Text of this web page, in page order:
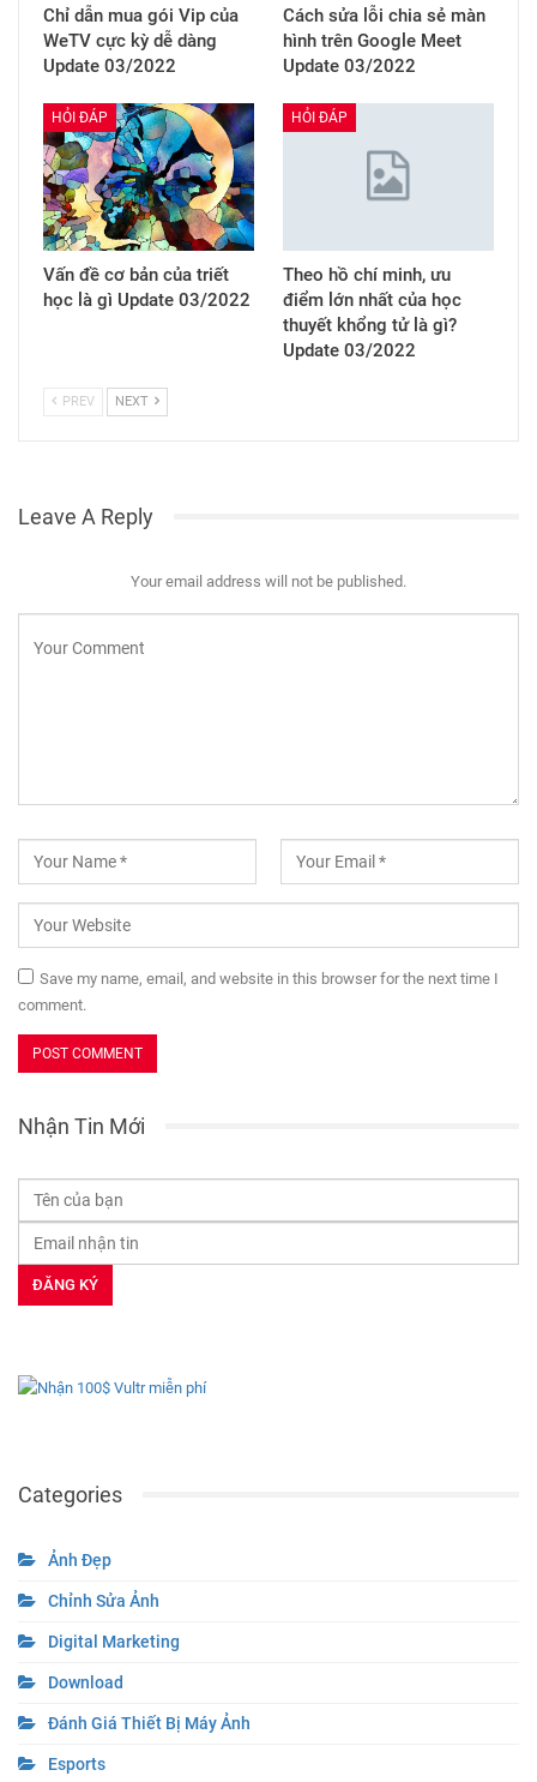
Chỉ dẫn mua gói Vip của
WeTV cực kỳ dễ dàng
Update 03/2022
Cách sửa lỗi chia sẻ màn
hình trên Google Meet
Update 03/2022
HỎI ĐÁP
Vấn đề cơ bản của triết
học là gì Update 03/2022
HỎI ĐÁP
Theo hồ chí minh, ưu
điểm lớn nhất của học
thuyết khổng tử là gì?
Update 03/2022
PREV NEXT
Leave A Reply
Your email address will not be published.
Save my name, email, and website in this browser for the next time I
comment.
Nhận Tin Mới
Categories
Ảnh Đẹp
Chỉnh Sửa Ảnh
Digital Marketing
Download
Đánh Giá Thiết Bị Máy Ảnh
Esports